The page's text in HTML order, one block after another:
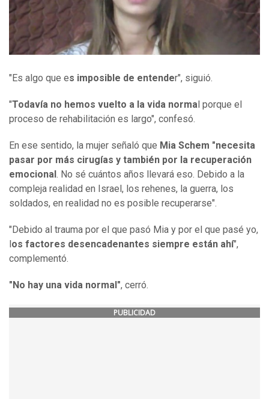
"Es algo que es imposible de entender", siguió.
"Todavía no hemos vuelto a la vida norma l porque el
proceso de rehabilitación es largo", confesó.
En ese sentido, la mujer señaló que Mia Schem "necesita
pasar por más cirugías y también por la recuperación
emocional . No sé cuántos años llevará eso. Debido a la
compleja realidad en Israel, los rehenes, la guerra, los
soldados, en realidad no es posible recuperarse".
"Debido al trauma por el que pasó Mia y por el que pasé yo,
os factores desencadenantes siempre están ahí",
complementó.
"No hay una vida normal", cerró.
PUBLICIDAD